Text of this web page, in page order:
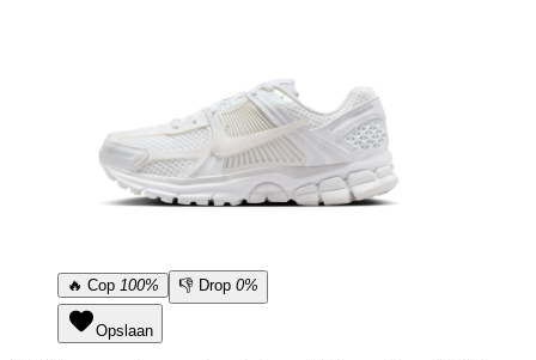
🔥 Cop 100% 👎 Drop 0%
Opslaan